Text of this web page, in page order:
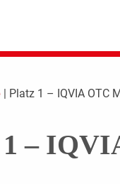
| Platz 1 – IQVIA OTC
1 –